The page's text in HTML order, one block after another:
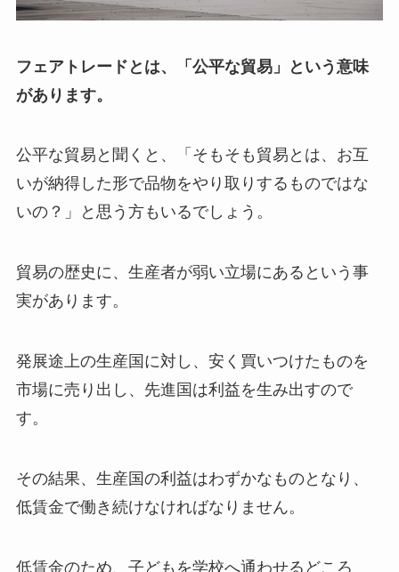
フェアトレードとは、「公平な貿易」という意味
があります。
公平な貿易と聞くと、「そもそも貿易とは、お互
いが納得した形で品物をやり取りするものではな
いの？」と思う方もいるでしょう。
貿易の歴史に、生産者が弱い立場にあるという事
実があります。
発展途上の生産国に対し、安く買いつけたものを
市場に売り出し、先進国は利益を生み出すので
す。
その結果、生産国の利益はわずかなものとなり、
低賃金で働き続けなければなりません。
低賃金のため、子どもを学校へ通わせるどころ